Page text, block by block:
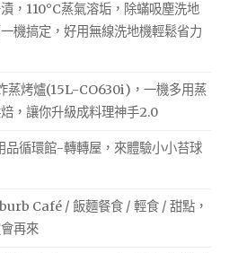
，110°C蒸氣溶垢，除蟎吸塵洗地
機搞定，好用無線洗地機輕鬆省力
蒸烤爐(15L-CO630i)，一機多用蒸
，讓你升級成料理神手2.0
品循環館-轉轉屋，來體驗小小苔球
Café / 飯麵餐食 / 輕食 / 甜點，
再來